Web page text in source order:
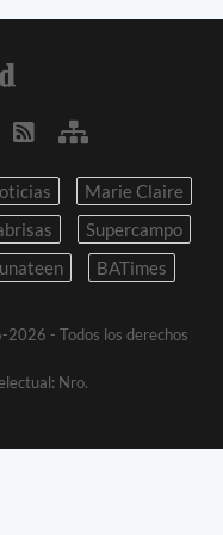
Marie Claire
Supercampo
BATimes
2026 - Todos los derechos
Nro.